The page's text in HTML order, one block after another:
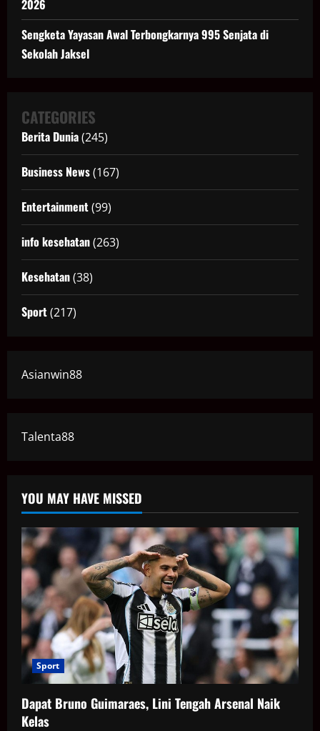
2026
Sengketa Yayasan Awal Terbongkarnya 995 Senjata di
Sekolah Jaksel
CATEGORIES
Berita Dunia(245)
Business News(167)
Entertainment(99)
info kesehatan(263)
Kesehatan(38)
Sport(217)
Asianwin88
Talenta88
YOU MAY HAVE MISSED
Sport
Dapat Bruno Guimaraes, Lini Tengah Arsenal Naik
Kelas